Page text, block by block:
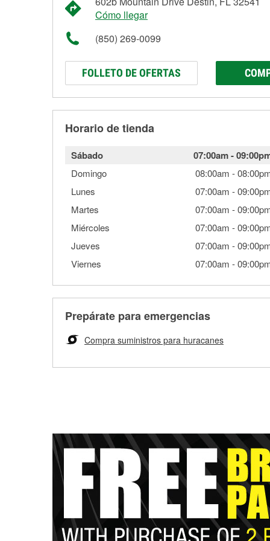
Cómo llegar
(850) 269-0099
FOLLETO DE OFERTAS
Horario de tienda
Sábado 07:00am-
Domingo 08:00am -
Lunes
07:00am -
Martes
07:00am -
Miércoles
07:00am -
Jueves
07:00am -
Viernes
07:00am -
Prepárate para emergencias
Compra suministros para huracanes